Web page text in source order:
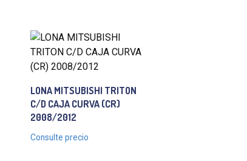
LONA MITSUBISHI TRITON
C/D CAJA CURVA (CR)
2008/2012
Consulte precio